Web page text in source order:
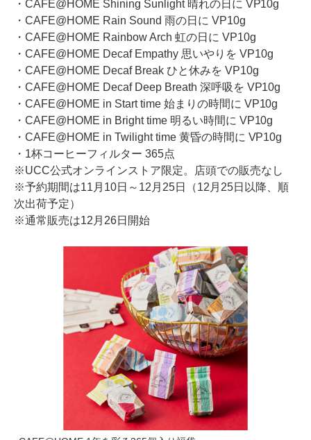
・CAFE@HOME Shining Sunlight 晴れの日に VP10g
・CAFE@HOME Rain Sound 雨の日に VP10g
・CAFE@HOME Rainbow Arch 虹の日に VP10g
・CAFE@HOME Decaf Empathy 思いやりを VP10g
・CAFE@HOME Decaf Break ひと休みを VP10g
・CAFE@HOME Decaf Deep Breath 深呼吸を VP10g
・CAFE@HOME in Start time 始まりの時間に VP10g
・CAFE@HOME in Bright time 明るい時間に VP10g
・CAFE@HOME in Twilight time 黄昏の時間に VP10g
・1杯コーヒーフィルター 365点
※UCC公式オンラインストア限定。店頭での販売なし
※予約期間は11月10日～12月25日（12月25日以降、順
次出荷予定）
※通常販売は12月26日開始